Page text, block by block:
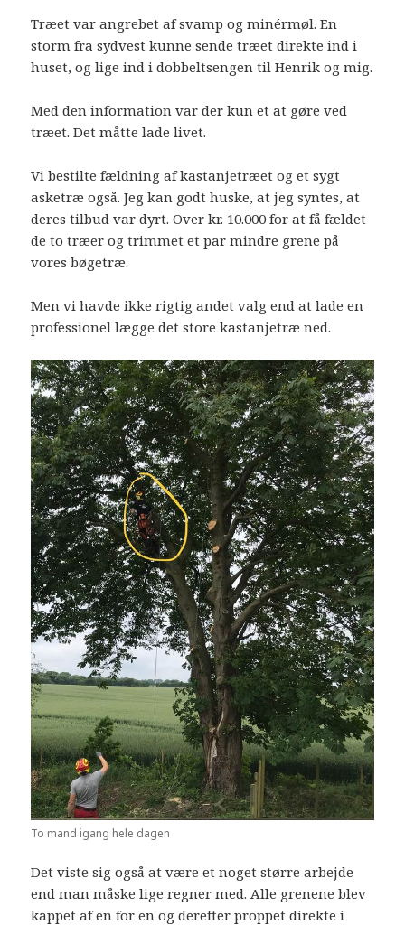
Træet var angrebet af svamp og minérmøl. En
storm fra sydvest kunne sende træet direkte ind i
huset, og lige ind i dobbeltsengen til Henrik og mig.
Med den information var der kun et at gøre ved
træet. Det måtte lade livet.
Vi bestilte fældning af kastanjetræet og et sygt
asketræ også. Jeg kan godt huske, at jeg syntes, at
deres tilbud var dyrt. Over kr. 10.000 for at få fældet
de to træer og trimmet et par mindre grene på
vores bøgetræ.
Men vi havde ikke rigtig andet valg end at lade en
professionel lægge det store kastanjetræ ned.
To mand igang hele dagen
Det viste sig også at være et noget større arbejde
end man måske lige regner med. Alle grenene blev
kappet af en for en og derefter proppet direkte i